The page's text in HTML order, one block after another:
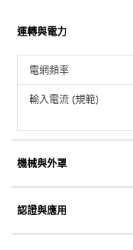
運轉與電力
電網頻率
輸入電流 (規範)
機械與外罩
認證與應用